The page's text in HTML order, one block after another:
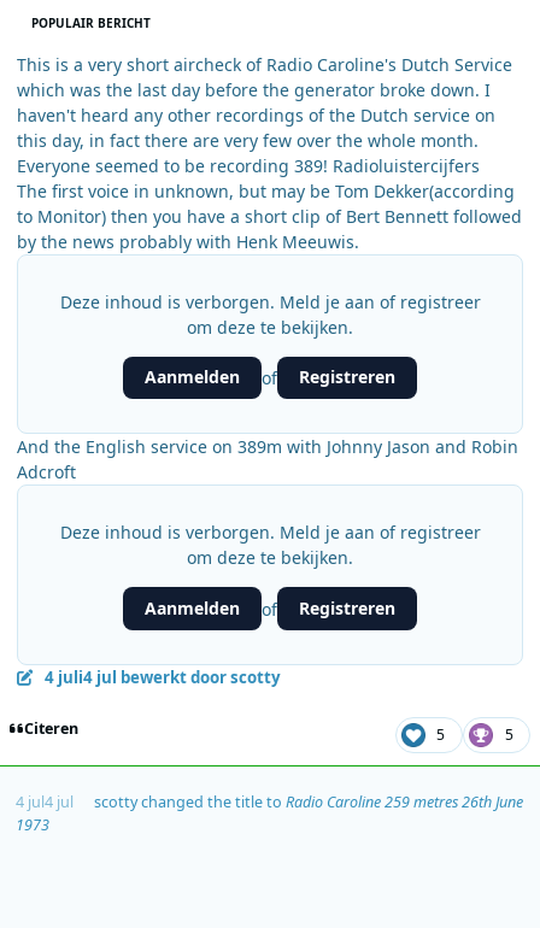
POPULAIR BERICHT
This is a very short aircheck of Radio Caroline's Dutch Service
which was the last day before the generator broke down. I
haven't heard any other recordings of the Dutch service on
this day, in fact there are very few over the whole month.
Everyone seemed to be recording 389! Radioluistercijfers
The first voice in unknown, but may be Tom Dekker(according
to Monitor) then you have a short clip of Bert Bennett followed
by the news probably with Henk Meeuwis.
Deze inhoud is verborgen. Meld je aan of registreer
om deze te bekijken.
Aanmelden of Registreren
And the English service on 389m with Johnny Jason and Robin
Adcroft
Deze inhoud is verborgen. Meld je aan of registreer
om deze te bekijken.
Aanmelden of Registreren
4 juli4 jul bewerkt door scotty
Citeren 5 5
4 jul4 jul scottychanged the title to Radio Caroline 259 metres 26th June
1973